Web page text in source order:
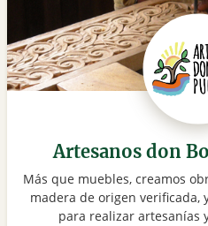
Artesanos don
Más que muebles, creamos
madera de origen verificada,
para realizar artesanías